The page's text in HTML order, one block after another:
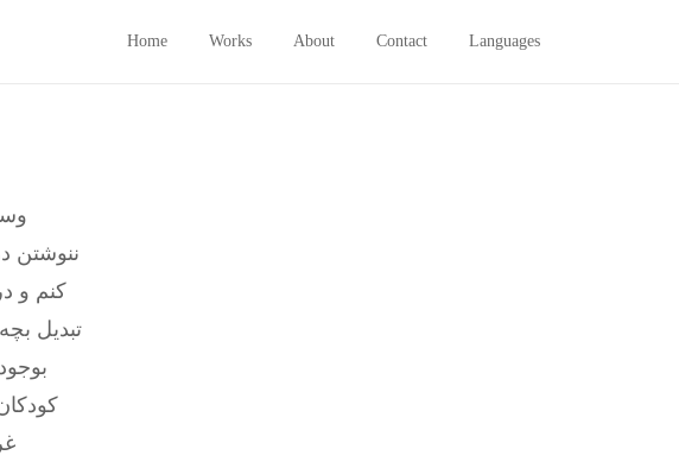
Home Works About Contact Languages
ننوشتن
کنم و
تبدیل